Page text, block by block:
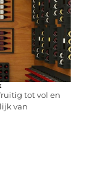
tot vol en
van